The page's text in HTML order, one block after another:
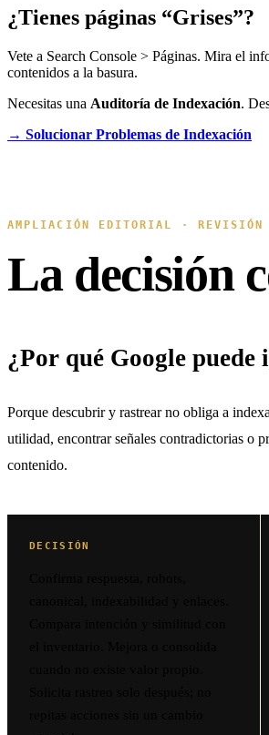
¿Tienes páginas “Grises”?
Vete a Search Console > Páginas. Mira el
contenidos a la basura.
Necesitas una Auditoría de Indexación.
→ Solucionar Problemas de Indexación
AMPLIACIÓN EDITORIAL ·
La decisión
¿Por qué Google
Porque descubrir y rastrear no obliga a
utilidad, encontrar señales contradictorias o
contenido.
DECISIÓN